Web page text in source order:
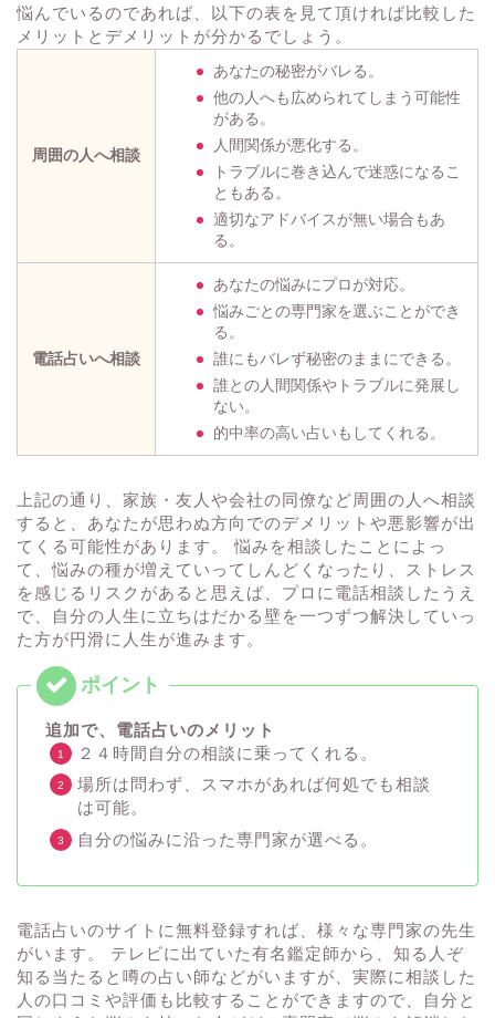
悩んでいるのであれば、以下の表を見て頂ければ比較した
メリットとデメリットが分かるでしょう。
周囲の人へ相談
あなたの秘密がバレる。
他の人へも広められてしまう可能性
がある。
人間関係が悪化する。
トラブルに巻き込んで迷惑になるこ
ともある。
適切なアドバイスが無い場合もあ
る。
電話占いへ相談
あなたの悩みにプロが対応。
悩みごとの専門家を選ぶことができ
る。
誰にもバレず秘密のままにできる。
誰との人間関係やトラブルに発展し
ない。
的中率の高い占いもしてくれる。
上記の通り、家族・友人や会社の同僚など周囲の人へ相談
すると、あなたが思わぬ方向でのデメリットや悪影響が出
てくる可能性があります。 悩みを相談したことによっ
て、悩みの種が増えていってしんどくなったり、ストレス
を感じるリスクがあると思えば、プロに電話相談したうえ
で、自分の人生に立ちはだかる壁を一つずつ解決していっ
た方が円滑に人生が進みます。
追加で、電話占いのメリット
２４時間自分の相談に乗ってくれる。
場所は問わず、スマホがあれば何処でも相談
は可能。
自分の悩みに沿った専門家が選べる。
電話占いのサイトに無料登録すれば、様々な専門家の先生
がいます。 テレビに出ていた有名鑑定師から、知る人ぞ
知る当たると噂の占い師などがいますが、実際に相談した
人の口コミや評価も比較することができますので、自分と